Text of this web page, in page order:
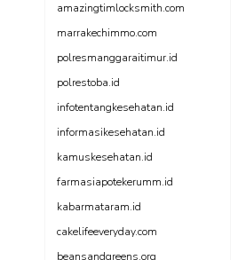
amazingtimlocksmith.com
marrakechimmo.com
polresmanggaraitimur.id
polrestoba.id
infotentangkesehatan.id
informasikesehatan.id
kamuskesehatan.id
farmasiapotekerumm.id
kabarmataram.id
cakelifeeveryday.com
beansandgreens.org